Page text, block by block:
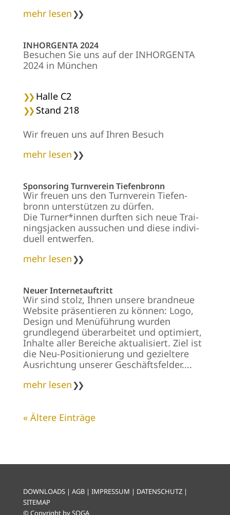
mehr lesen
INHORGENTA 2024
Besuchen Sie uns auf der INHORGENTA
2024 in München
Halle C2
Stand 218
Wir freuen uns auf Ihren Besuch
mehr lesen
Sponsoring Turnverein Tiefenbronn
Wir freu­en uns den Turn­ver­ein Tie­fen­
bronn un­ter­stüt­zen zu dür­fen.
Die Tur­ner*in­nen durf­ten sich neue Trai­
nings­ja­cken aus­su­chen und die­se in­di­vi­
du­ell ent­wer­fen.
mehr lesen
Neuer Internetauftritt
Wir sind stolz, Ihnen unsere brandneue
Website präsentieren zu können: Logo,
Design und Menüführung wurden
grundlegend überarbeitet und optimiert,
Inhalte aller Bereiche aktualisiert. Ziel ist
die Neu-Positionierung und gezieltere
Ausrichtung unserer Geschäftsfelder....
mehr lesen
« Ältere Einträge
DOWNLOADS| AGB| IMPRESSUM | DATENSCHUTZ|
SITEMAP
© Copyright by SOGA